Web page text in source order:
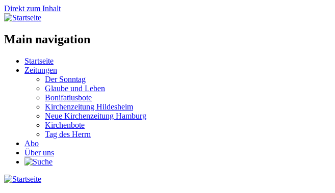
Direkt zum Inhalt
Main navigation
Startseite
Zeitungen
Der Sonntag
Glaube und Leben
Bonifatiusbote
Kirchenzeitung Hildesheim
Neue Kirchenzeitung Hamburg
Kirchenbote
Tag des Herrn
Abo
Über uns